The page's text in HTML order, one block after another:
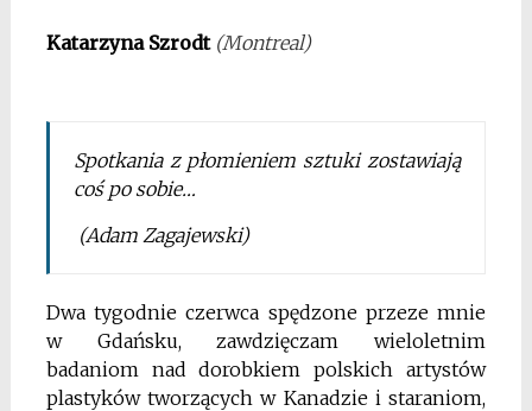
Katarzyna Szrodt (Montreal)
Spotkania z płomieniem sztuki zostawiają
coś po sobie…
(Adam Zagajewski)
Dwa tygodnie czerwca spędzone przeze mnie
w Gdańsku, zawdzięczam wieloletnim
badaniom nad dorobkiem polskich artystów
plastyków tworzących w Kanadzie i staraniom,